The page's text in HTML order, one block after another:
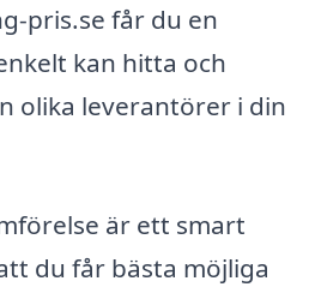
pris.se får du en
kan hitta och
olika leverantörer i din
är ett smart
du får bästa möjliga